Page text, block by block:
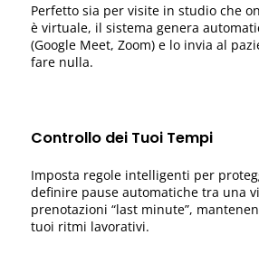
Perfetto sia per visite in studio che
è virtuale, il sistema genera
(Google Meet, Zoom) e lo invia al
fare nulla.
Controllo dei Tuoi Tempi
Imposta regole intelligenti per
definire pause automatiche tra una
prenotazioni “last minute”,
tuoi ritmi lavorativi.